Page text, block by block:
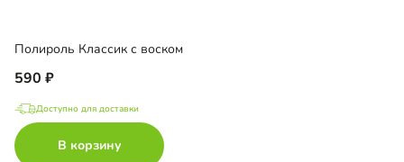
Полироль Классик с воском
590
Доступно для доставки
В корзину